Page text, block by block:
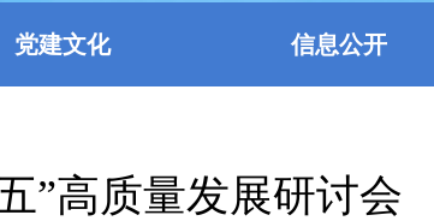
党建文化 信息公开
”高质量发展研讨会